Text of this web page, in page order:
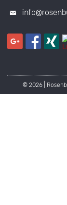
© 2026 |